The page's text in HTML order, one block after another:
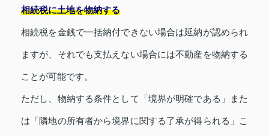
相続税に土地を物納する
相続税を金銭で一括納付できない場合は延納が認められ
ますが、それでも支払えない場合には不動産を物納する
ことが可能です。
ただし、物納する条件として「境界が明確である」また
は「隣地の所有者から境界に関する了承が得られる」こ